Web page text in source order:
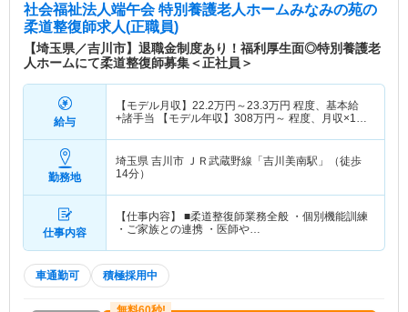
社会福祉法人端午会 特別養護老人ホームみなみの苑の
柔道整復師求人(正職員)
【埼玉県／吉川市】退職金制度あり！福利厚生面◎特別養護老
人ホームにて柔道整復師募集＜正社員＞
給与
【モデル月収】 22.2万円～23.3万円 程度、基本給
+諸手当 【モデル年収】 308万円～ 程度、月収×12
勤務地
埼玉県 吉川市 ＪＲ武蔵野線「吉川美南駅」（徒歩
14分）
仕事内容
【仕事内容】 ■柔道整復師業務全般 ・個別機能訓練
・ご家族との連携 ・医師や…
車通勤可 積極採用中